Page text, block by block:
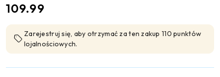
cena:
109.99
Zarejestruj się, aby otrzymać za ten zakup 110 punktów
lojalnościowych.